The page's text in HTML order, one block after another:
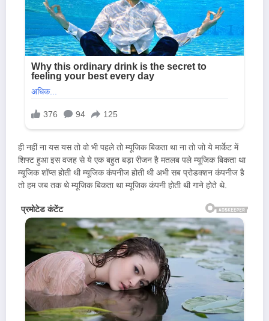
ही नहीं ना यस यस तो वो भी पहले तो म्यूजिक बिकता था ना तो जो ये मार्केट में
शिफ्ट हुआ इस वजह से ये एक बहुत बड़ा रीजन है मतलब पले म्यूजिक बिकता था
म्यूजिक शॉप्स होती थी म्यूजिक कंपनीज होती थी अभी सब प्रोडक्शन कंपनीज है
तो हम जब तक थे म्यूजिक बिकता था म्यूजिक कंपनी होती थी गाने होते थे.